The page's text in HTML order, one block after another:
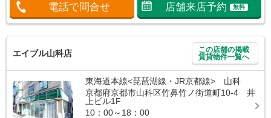
電話で問合せ 店舗来店予約 無料
エイブル山科店
この店舗の掲載
賃貸物件一覧へ
東海道本線<琵琶湖線・JR京都線> 山科
京都府京都市山科区竹鼻竹ノ街道町10-4 井
上ビル1F
10：00～18：00